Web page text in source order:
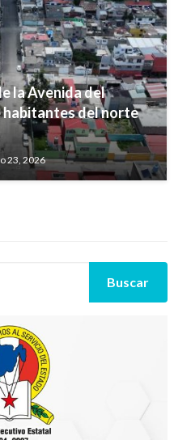
la Avenida del
habitantes del norte
23, 2026